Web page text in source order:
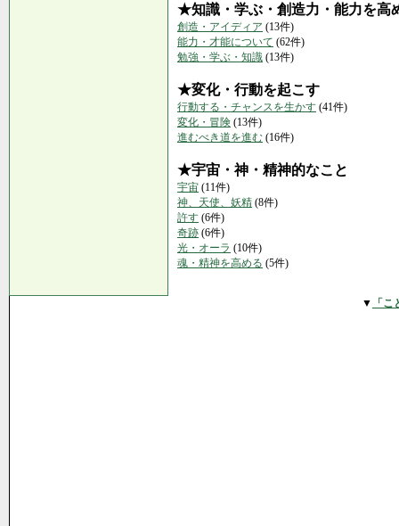
★知識・学ぶ・創造力・能力を高
創造・アイディア (13件)
能力・才能について (62件)
勉強・学ぶ・知識 (13件)
★変化・行動を起こす
行動する・チャンスを生かす (41件)
変化・冒険 (13件)
進むべき道を進む (16件)
★宇宙・神・精神的なこと
宇宙 (11件)
神、天使、妖精 (8件)
許す (6件)
奇跡 (6件)
光・オーラ (10件)
魂・精神を高める (5件)
▼ 「